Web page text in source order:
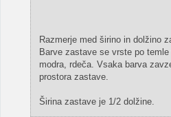
Razmerje med širino in dolžino
Barve zastave se vrste po
modra, rdeča. Vsaka barva
prostora zastave.
Širina zastave je 1/2 dolžine.